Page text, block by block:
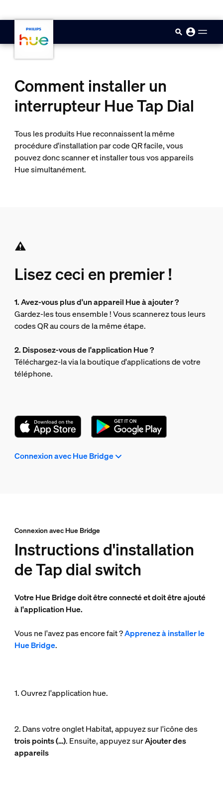
Comment installer un
interrupteur Hue Tap Dial
Tous les produits Hue reconnaissent la même
procédure d'installation par code QR facile, vous
pouvez donc scanner et installer tous vos appareils
Hue simultanément.
Lisez ceci en premier !
1. Avez-vous plus d'un appareil Hue à ajouter ?
Gardez-les tous ensemble ! Vous scannerez tous leurs
codes QR au cours de la même étape.
2. Disposez-vous de l'application Hue ?
Téléchargez-la via la boutique d'applications de votre
téléphone.
Connexion avec Hue Bridge
Connexion avec Hue Bridge
Instructions d'installation
de Tap dial switch
Votre Hue Bridge doit être connecté et doit être ajouté
à l'application Hue.
Vous ne l'avez pas encore fait ?Apprenez à installer le
Hue Bridge.
1. Ouvrez l'application hue.
2. Dans votre onglet Habitat, appuyez sur l'icône des
trois points (…). Ensuite, appuyez surAjouter des
appareils